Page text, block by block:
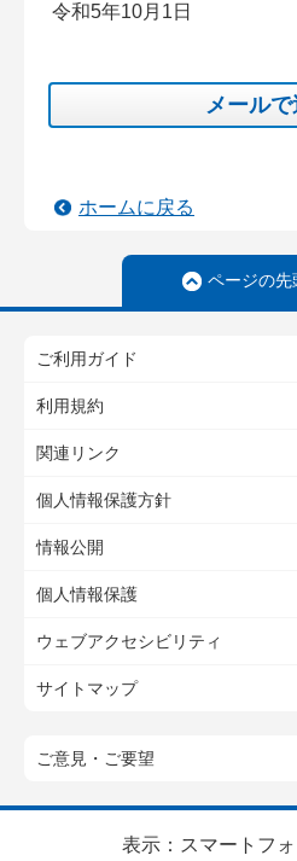
令和5年10月1日
メールで
ホームに戻る
ページの先
ご利用ガイド
利用規約
関連リンク
個人情報保護方針
情報公開
個人情報保護
ウェブアクセシビリティ
サイトマップ
ご意見・ご要望
表示： スマートフ